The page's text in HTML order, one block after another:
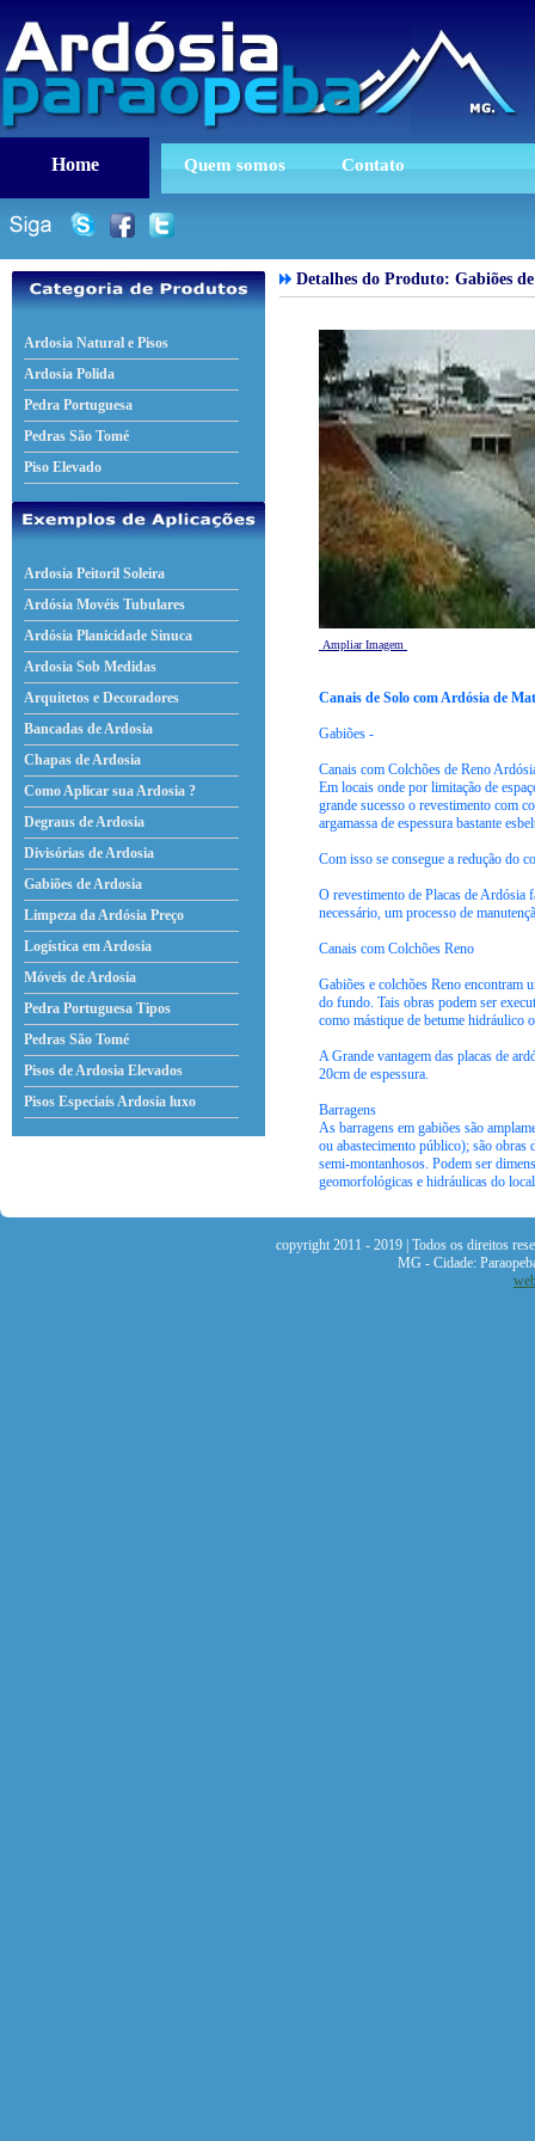
Home Quem somos Contato
Ardosia Natural e Pisos
Ardosia Polida
Pedra Portuguesa
Pedras São Tomé
Piso Elevado
Ardosia Peitoril Soleira
Ardósia Movéis Tubulares
Ardósia Planicidade Sinuca
Ardosia Sob Medidas
Arquitetos e Decoradores
Bancadas de Ardosia
Chapas de Ardosia
Como Aplicar sua Ardosia ?
Degraus de Ardosia
Divisórias de Ardosia
Gabiões de Ardosia
Limpeza da Ardósia Preço
Logística em Ardosia
Móveis de Ardosia
Pedra Portuguesa Tipos
Pedras São Tomé
Pisos de Ardosia Elevados
Pisos Especiais Ardosia luxo
Detalhes do Produto: Gabiões
Ampliar Imagem
Canais de Solo com Ardósia de
Gabiões -
Canais com Colchões de Reno
Em locais onde por limitação de
grande sucesso o revestimento com
argamassa de espessura bastante
Com isso se consegue a redução do
O revestimento de Placas de Ardósia
necessário, um processo de
Canais com Colchões Reno
Gabiões e colchões Reno encontram
do fundo. Tais obras podem ser
como mástique de betume hidráulico
A Grande vantagem das placas de
20cm de espessura.
Barragens
As barragens em gabiões são
ou abastecimento público); são obras
semi-montanhosos. Podem ser
geomorfológicas e hidráulicas do
copyright 2011 - 2019 | Todos os direitos
MG - Cidade: